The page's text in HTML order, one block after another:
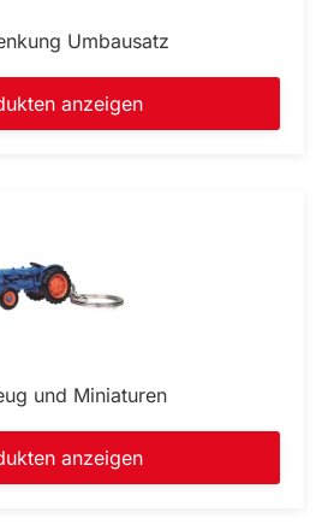
Umbausatz
anzeigen
und Miniaturen
anzeigen